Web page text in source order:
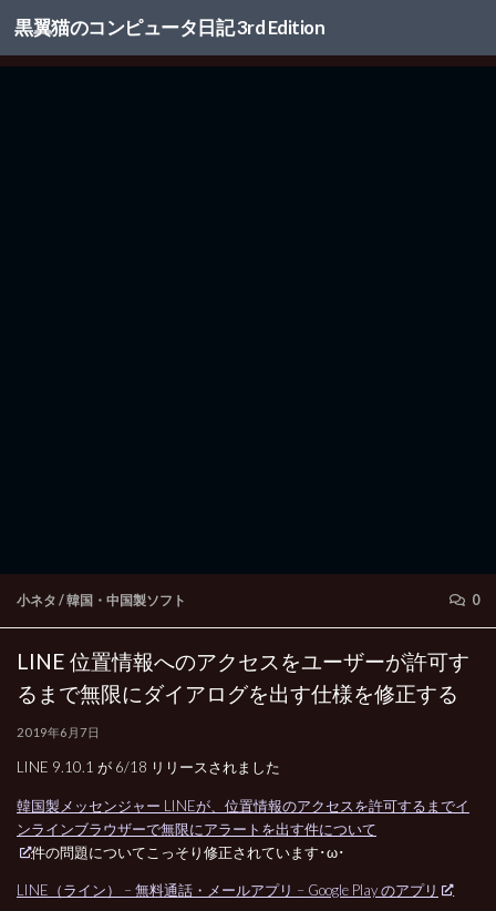
コンテンツへスキップ
黒翼猫のコンピュータ日記 3rd Edition
小ネタ /韓国・中国製ソフト 0
LINE 位置情報へのアクセスをユーザーが許可す
るまで無限にダイアログを出す仕様を修正する
2019年6月7日
LINE 9.10.1 が 6/18 リリースされました
韓国製メッセンジャー LINEが、位置情報のアクセスを許可するまでイ
ンラインブラウザーで無限にアラートを出す件について
件の問題についてこっそり修正されています･ω･
LINE（ライン） – 無料通話・メールアプリ – Google Play のアプリ